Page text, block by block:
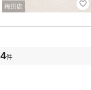
梅田店
4件